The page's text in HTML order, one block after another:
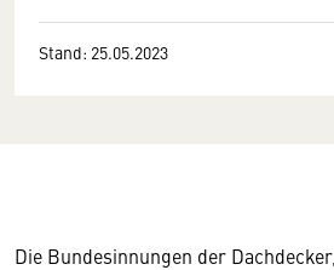
Stand: 25.05.2023
Die Bundesinnungen der